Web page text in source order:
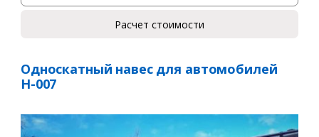
Расчет стоимости
Односкатный навес для автомобилей
Н-007